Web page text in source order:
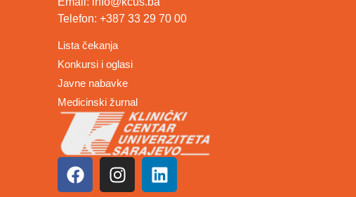
Telefon: +387 33 29 70 00
Lista čekanja
Konkursi i oglasi
Javne nabavke
Medicinski žurnal